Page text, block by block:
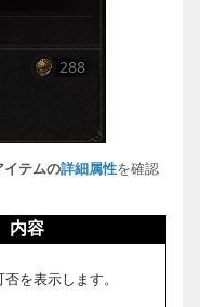
イテムの詳細 属性を確認
内容
を表示します。